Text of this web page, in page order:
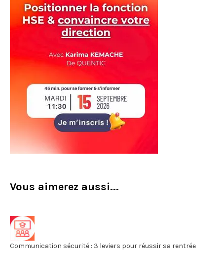
Vous aimerez aussi...
Communication sécurité : 3 leviers pour réussir sa rentrée